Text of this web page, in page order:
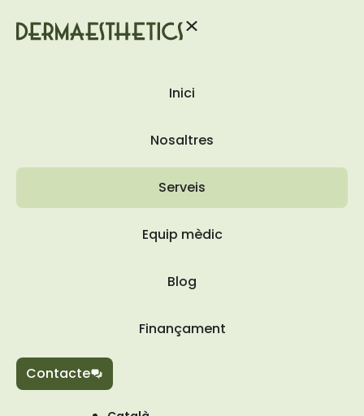
Inici
Nosaltres
Serveis
Equip mèdic
Blog
Finançament
Contacte